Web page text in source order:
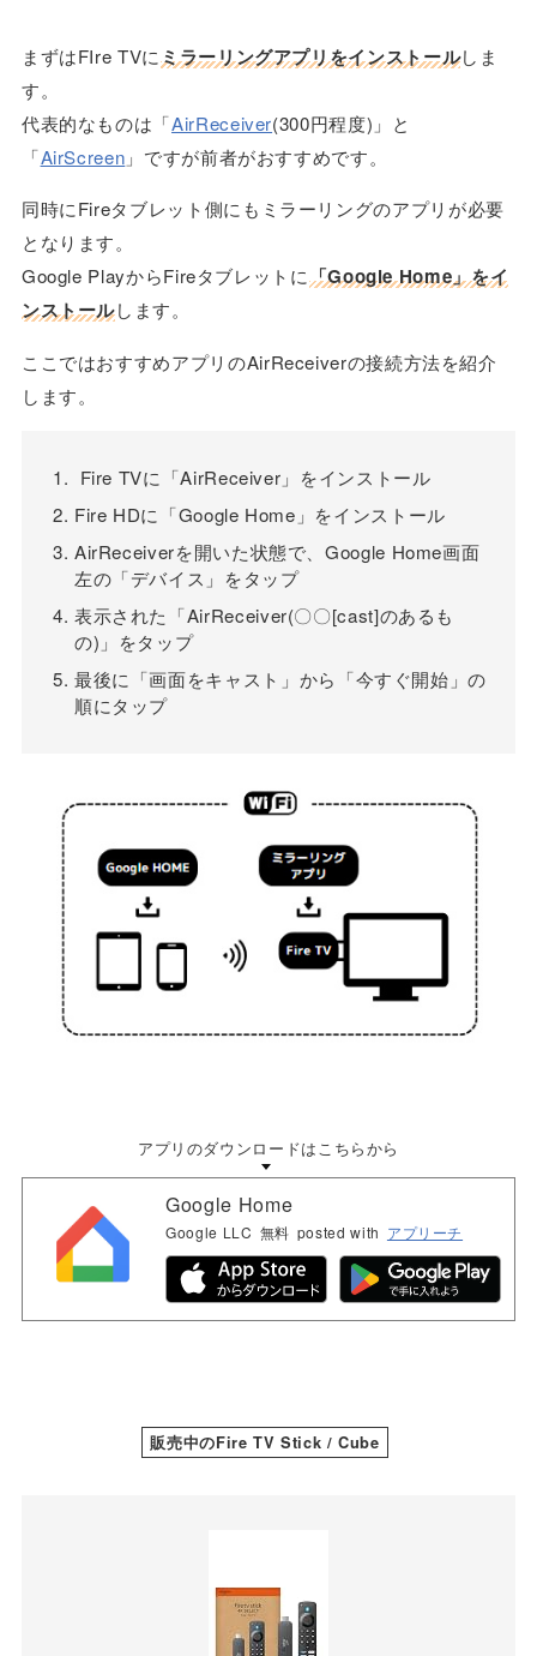
まずはFIre TVにミラーリングアプリをインストールしま
す。
代表的なものは「AirReceiver(300円程度)」と
「AirScreen 」ですが前者がおすすめです。
同時にFireタブレット側にもミラーリングのアプリが必要
となります。
Google PlayからFireタブレットに「Google Home」をイ
ンストールします。
ここではおすすめアプリのAirReceiverの接続方法を紹介
します。
Fire TVに「AirReceiver」をインストール
Fire HDに「Google Home」をインストール
AirReceiverを開いた状態で、Google Home画面
左の「デバイス」をタップ
表示された「AirReceiver(〇〇[cast]のあるも
の)」をタップ
最後に「画面をキャスト」から「今すぐ開始」の
順にタップ
アプリのダウンロードはこちらから
Google Home
Google LLC 無料 posted with アプリーチ
販売中のFire TV Stick / Cube